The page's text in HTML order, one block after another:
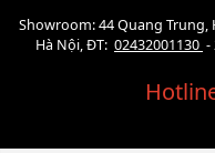
Showroom: 44 Quang Trung,
Hà Nội, ĐT: 02432001130 -